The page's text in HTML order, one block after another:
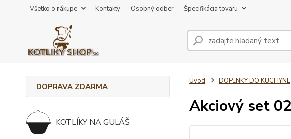
Všetko o nákupe Kontakty Osobný odber Špecifikácia tovaru
DOPRAVA ZDARMA
KOTLÍKY NA GULÁŠ
Úvod DOPLNKY DO KUCHYNE
Akciový set 02